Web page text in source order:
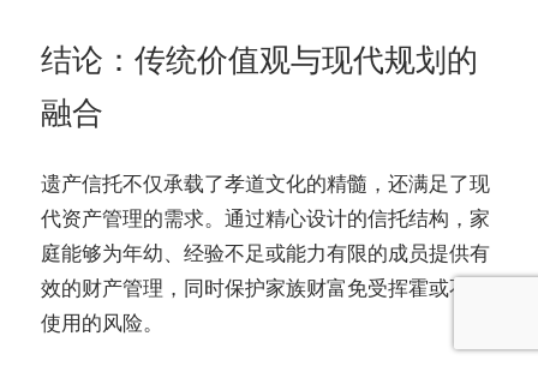
结论：传统价值观与现代规划的
融合
遗产信托不仅承载了孝道文化的精髓，还满足了现
代资产管理的需求。通过精心设计的信托结构，家
庭能够为年幼、经验不足或能力有限的成员提供有
效的财产管理，同时保护家族财富免受挥霍或不当
使用的风险。